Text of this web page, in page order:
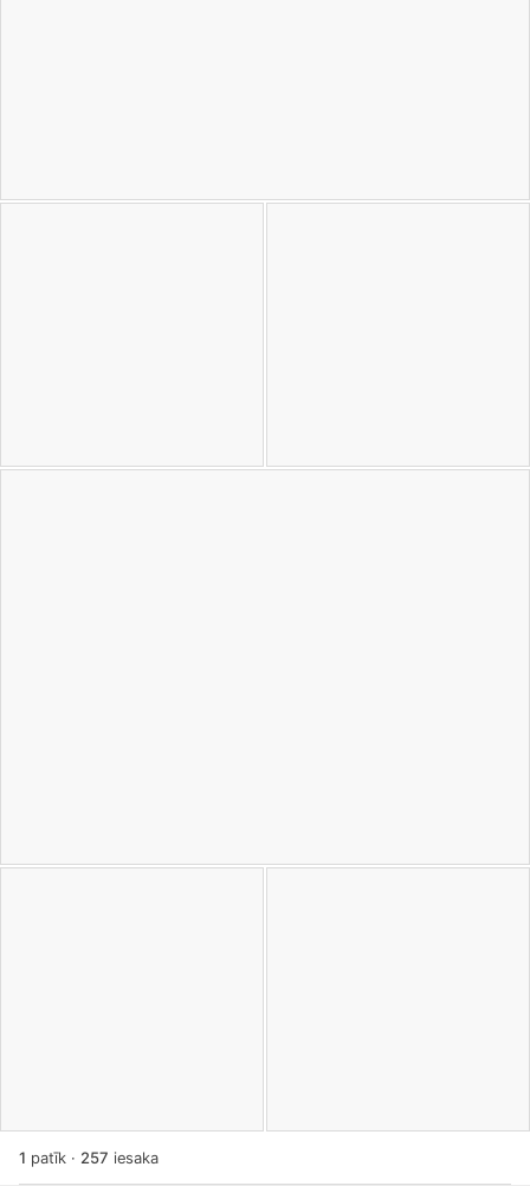
1 patīk · 257 iesaka